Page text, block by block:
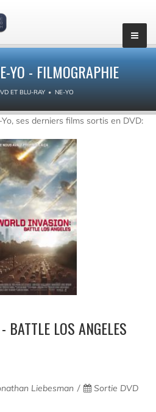
YO - FILMOGRAPHIE
ET BLU-RAY NE-YO
ses derniers films sortis en DVD:
BATTLE LOS ANGELES
Liebesman
Sortie DVD